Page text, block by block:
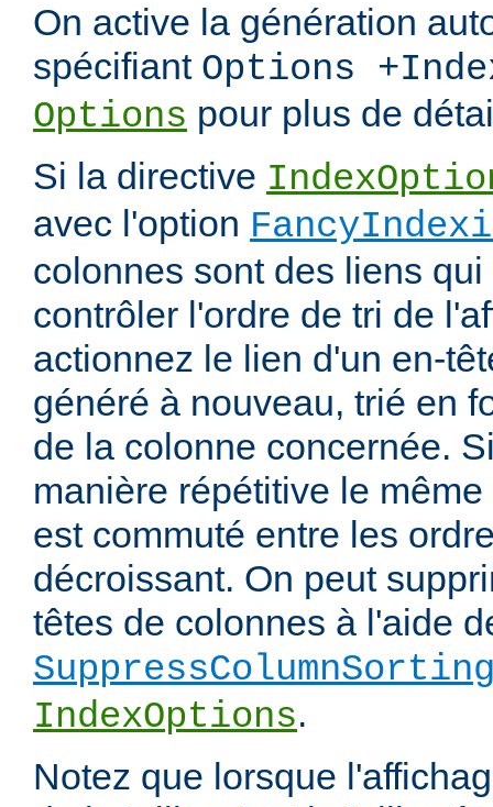
On active la génération
spécifiant Options
Options pour plus de
Si la directive
avec l'option
colonnes sont des liens
contrôler l'ordre de tri de
actionnez le lien d'un en-
généré à nouveau, trié en
de la colonne concernée.
manière répétitive le
est commuté entre les
décroissant. On peut
têtes de colonnes à l'aide
IndexOptions.
Notez que lorsque